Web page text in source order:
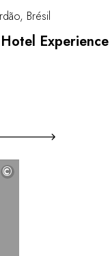
Brésil
Experience
©